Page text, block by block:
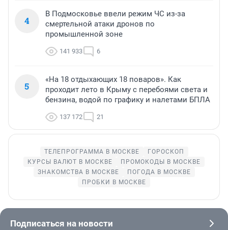
4
В Подмосковье ввели режим ЧС из-за
смертельной атаки дронов по
промышленной зоне
141 933 6
5
«На 18 отдыхающих 18 поваров». Как
проходит лето в Крыму с перебоями света и
бензина, водой по графику и налетами БПЛА
137 172 21
ТЕЛЕПРОГРАММА В МОСКВЕ
ГОРОСКОП
КУРСЫ ВАЛЮТ В МОСКВЕ
ПРОМОКОДЫ В МОСКВЕ
ЗНАКОМСТВА В МОСКВЕ
ПОГОДА В МОСКВЕ
ПРОБКИ В МОСКВЕ
Подписаться на новости